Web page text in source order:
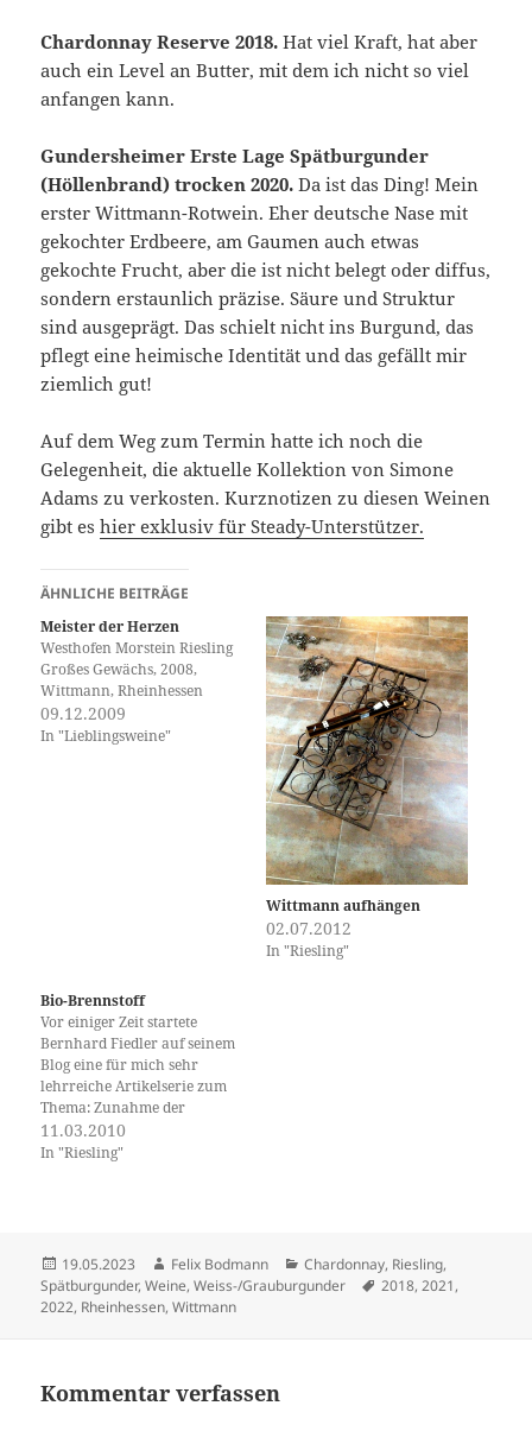
Chardonnay Reserve 2018. Hat viel Kraft, hat aber
auch ein Level an Butter, mit dem ich nicht so viel
anfangen kann.
Gundersheimer Erste Lage Spätburgunder
(Höllenbrand) trocken 2020. Da ist das Ding! Mein
erster Wittmann-Rotwein. Eher deutsche Nase mit
gekochter Erdbeere, am Gaumen auch etwas
gekochte Frucht, aber die ist nicht belegt oder diffus,
sondern erstaunlich präzise. Säure und Struktur
sind ausgeprägt. Das schielt nicht ins Burgund, das
pflegt eine heimische Identität und das gefällt mir
ziemlich gut!
Auf dem Weg zum Termin hatte ich noch die
Gelegenheit, die aktuelle Kollektion von Simone
Adams zu verkosten. Kurznotizen zu diesen Weinen
gibt eshier exklusiv für Steady-Unterstützer.
ÄHNLICHE BEITRÄGE
Meister der Herzen
Westhofen Morstein Riesling
Großes Gewächs, 2008,
Wittmann, Rheinhessen
09.12.2009
In "Lieblingsweine"
Wittmann aufhängen
02.07.2012
In "Riesling"
Bio-Brennstoff
Vor einiger Zeit startete
Bernhard Fiedler auf seinem
Blog eine für mich sehr
lehrreiche Artikelserie zum
Thema: Zunahme der
Alkoholgradation in Wein
und deren mögliche
wärmerer Witterung ist ein
zu vernachlässigendes
Phänomen und der weitaus
größere…
11.03.2010
In "Riesling"
Veröffentlicht
am
19.05.2023 Autor
Felix Bodmann Kategorien
Chardonnay, Riesling,
Spätburgunder,Weine,Weiss-/Grauburgunder Schlagwörter
2018,2021,
2022, Rheinhessen,Wittmann
Kommentar verfassen